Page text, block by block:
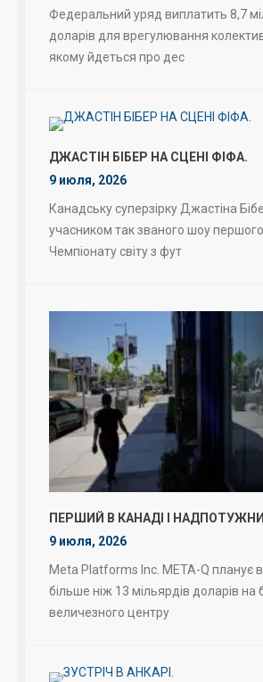
Федеральний уряд виплатить 8,7
доларів для врегулювання
якому йдеться про дес
ДЖАСТІН БІБЕР НА СЦЕНІ ФІФА.
9 июля, 2026
Канадську суперзірку Джастіна
учасником так званого шоу
Чемпіонату світу з фут
ПЕРШИЙ В КАНАДІ І
9 июля, 2026
Meta Platforms Inc. META-Q планує
більше ніж 13 мільярдів доларів на
величезного центру